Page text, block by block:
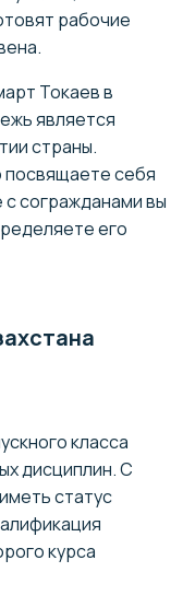
рабочие
Токаев в
является
страны.
себя
согражданами вы
его
класса
дисциплин. С
статус
курса